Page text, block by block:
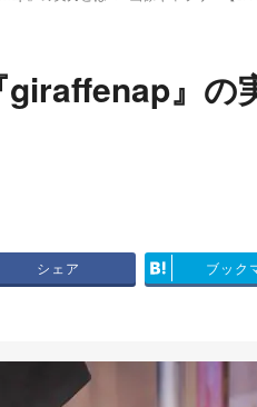
giraffenap』
シェア ブック